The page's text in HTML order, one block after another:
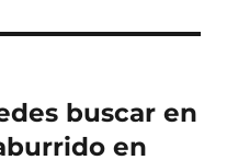
buscar en
en